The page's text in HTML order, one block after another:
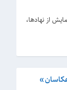
از نهاد‌ها،